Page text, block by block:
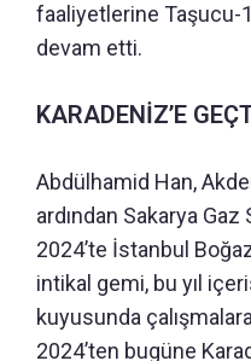
faaliyetlerine Taşucu-
devam etti.
KARADENİZ’E
Abdülhamid Han,
ardından Sakarya Gaz
2024’te İstanbul
intikal gemi, bu yıl
kuyusunda
2024’ten bugüne